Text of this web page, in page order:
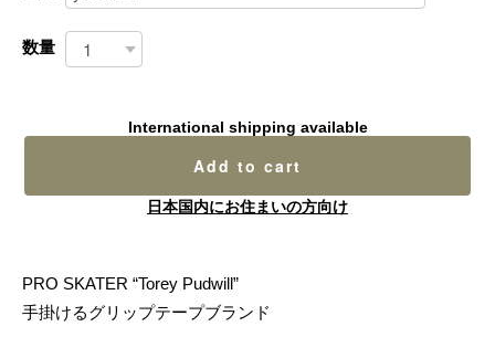
数量
International shipping available
Add to cart
日本国内にお住まいの方向け
PRO SKATER “Torey Pudwill”
手掛けるグリップテープブランド